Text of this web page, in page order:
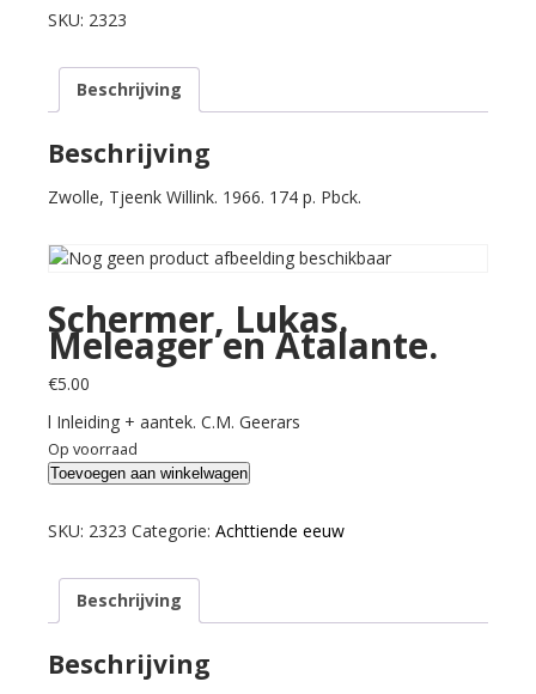
Meleager
Atalante.
aantal
SKU: 2323
Beschrijving
Beschrijving
Zwolle, Tjeenk Willink. 1966. 174 p. Pbck.
Schermer, Lukas.
Meleager en Atalante.
€5.00
l Inleiding + aantek. C.M. Geerars
Op voorraad
Schermer,
Meleager
Atalante.
aantal
Toevoegen aan winkelwagen
SKU: 2323 Categorie: Achttiende eeuw
Beschrijving
Beschrijving